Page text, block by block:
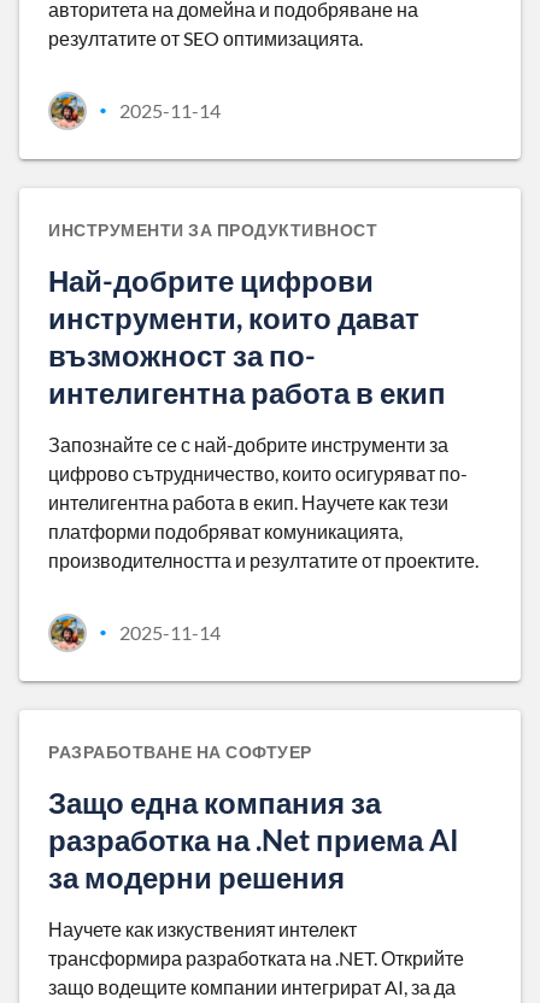
авторитета на домейна и подобряване на
резултатите от SEO оптимизацията.
• 2025-11-14
ИНСТРУМЕНТИ ЗА ПРОДУКТИВНОСТ
Най-добрите цифрови
инструменти, които дават
възможност за по-
интелигентна работа в екип
Запознайте се с най-добрите инструменти за
цифрово сътрудничество, които осигуряват по-
интелигентна работа в екип. Научете как тези
платформи подобряват комуникацията,
производителността и резултатите от проектите.
• 2025-11-14
РАЗРАБОТВАНЕ НА СОФТУЕР
Защо една компания за
разработка на .Net приема AI
за модерни решения
Научете как изкуственият интелект
трансформира разработката на .NET. Открийте
защо водещите компании интегрират AI, за да